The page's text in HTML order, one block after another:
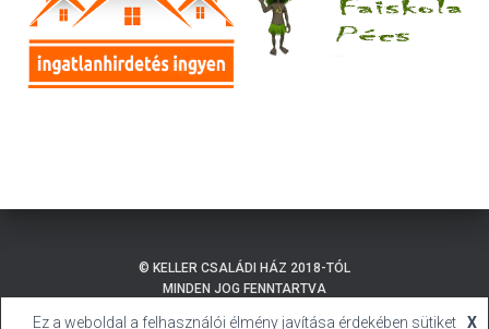
© KELLER CSALÁDI HÁZ 2018-TÓL
MINDEN JOG FENNTARTVA
Ez a weboldal a felhasználói élmény javítása érdekében sütiket X